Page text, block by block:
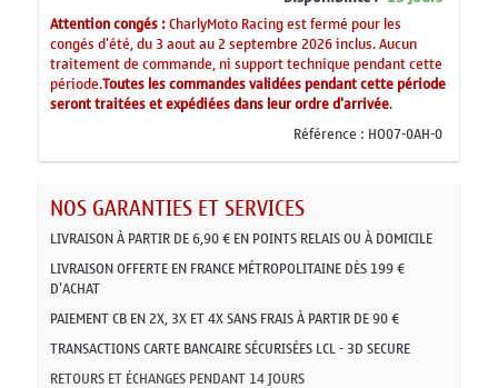
Attention congés :CharlyMoto Racing est fermé pour les
congés d'été, du 3 aout au 2 septembre 2026 inclus. Aucun
traitement de commande, ni support technique pendant cette
période.Toutes les commandes validées pendant cette période
seront traitées et expédiées dans leur ordre d'arrivée.
Référence : HO07-0AH-0
NOS GARANTIES ET SERVICES
LIVRAISON À PARTIR DE 6,90 € EN POINTS RELAIS OU À DOMICILE
LIVRAISON OFFERTE EN FRANCE MÉTROPOLITAINE DÈS 199 €
D'ACHAT
PAIEMENT CB EN 2X, 3X ET 4X SANS FRAIS À PARTIR DE 90 €
TRANSACTIONS CARTE BANCAIRE SÉCURISÉES LCL - 3D SECURE
RETOURS ET ÉCHANGES PENDANT 14 JOURS